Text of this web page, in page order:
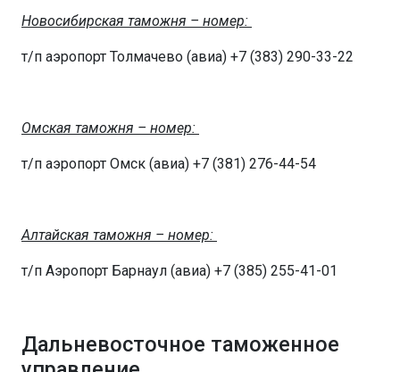
Новосибирская таможня – номер:
т/п аэропорт Толмачево (авиа) +7 (383) 290-33-22
Омская таможня – номер:
т/п аэропорт Омск (авиа) +7 (381) 276-44-54
Алтайская таможня – номер:
т/п Аэропорт Барнаул (авиа) +7 (385) 255-41-01
Дальневосточное таможенное